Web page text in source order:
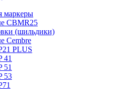
маркеры
CBMR25
(шильдики)
Cembre
PLUS
41
51
53